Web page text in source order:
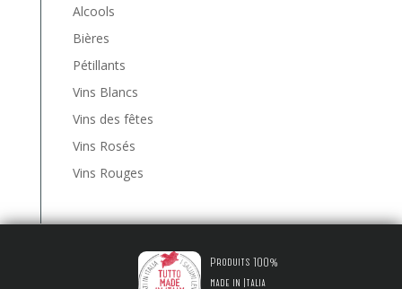
Alcools
Bières
Pétillants
Vins Blancs
Vins des fêtes
Vins Rosés
Vins Rouges
Produits 100%
made in Italia